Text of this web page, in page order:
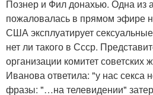
Познер и Фил донахью. Одна из
пожаловалась в прямом эфире
США эксплуатирует
нет ли такого в Ссср.
организации комитет
Иванова ответила: "у нас секса
фразы: "…на телевидении"